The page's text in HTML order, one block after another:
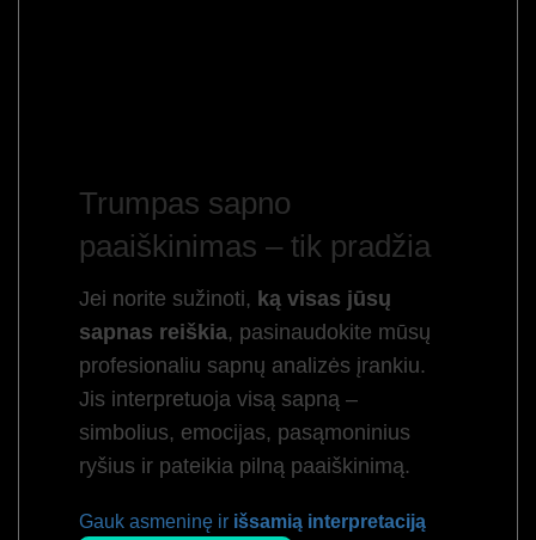
Trumpas sapno
paaiškinimas – tik pradžia
Jei norite sužinoti, ką visas jūsų
sapnas reiškia, pasinaudokite mūsų
profesionaliu sapnų analizės įrankiu.
Jis interpretuoja visą sapną –
simbolius, emocijas, pasąmoninius
ryšius ir pateikia pilną paaiškinimą.
Gauk asmeninę ir išsamią interpretaciją